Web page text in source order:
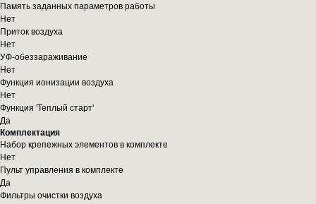
Память заданных параметров работы
Нет
Приток воздуха
Нет
УФ-обеззараживание
Нет
Функция ионизации воздуха
Нет
Функция 'Теплый старт'
Да
Комплектация
Набор крепежных элементов в комплекте
Нет
Пульт управления в комплекте
Да
Фильтры очистки воздуха